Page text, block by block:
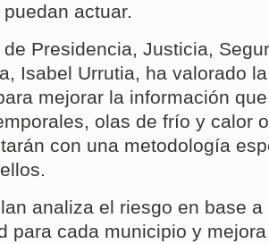
actuar.
Presidencia, Justicia,
Isabel Urrutia, ha valorado
mejorar la información
olas de frío y calor
con una metodología
analiza el riesgo en base
para cada municipio y